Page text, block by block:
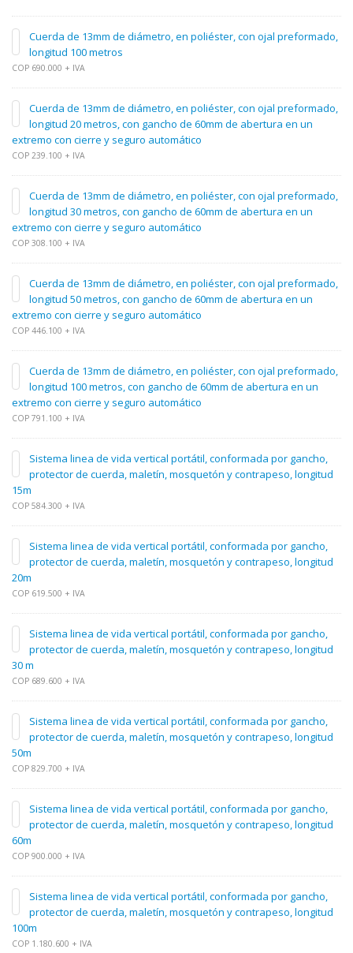
Cuerda de 13mm de diámetro, en poliéster, con ojal preformado,
longitud 100 metros
COP 690.000 + IVA
Cuerda de 13mm de diámetro, en poliéster, con ojal preformado,
longitud 20 metros, con gancho de 60mm de abertura en un
extremo con cierre y seguro automático
COP 239.100 + IVA
Cuerda de 13mm de diámetro, en poliéster, con ojal preformado,
longitud 30 metros, con gancho de 60mm de abertura en un
extremo con cierre y seguro automático
COP 308.100 + IVA
Cuerda de 13mm de diámetro, en poliéster, con ojal preformado,
longitud 50 metros, con gancho de 60mm de abertura en un
extremo con cierre y seguro automático
COP 446.100 + IVA
Cuerda de 13mm de diámetro, en poliéster, con ojal preformado,
longitud 100 metros, con gancho de 60mm de abertura en un
extremo con cierre y seguro automático
COP 791.100 + IVA
Sistema linea de vida vertical portátil, conformada por gancho,
protector de cuerda, maletín, mosquetón y contrapeso, longitud
15m
COP 584.300 + IVA
Sistema linea de vida vertical portátil, conformada por gancho,
protector de cuerda, maletín, mosquetón y contrapeso, longitud
20m
COP 619.500 + IVA
Sistema linea de vida vertical portátil, conformada por gancho,
protector de cuerda, maletín, mosquetón y contrapeso, longitud
30 m
COP 689.600 + IVA
Sistema linea de vida vertical portátil, conformada por gancho,
protector de cuerda, maletín, mosquetón y contrapeso, longitud
50m
COP 829.700 + IVA
Sistema linea de vida vertical portátil, conformada por gancho,
protector de cuerda, maletín, mosquetón y contrapeso, longitud
60m
COP 900.000 + IVA
Sistema linea de vida vertical portátil, conformada por gancho,
protector de cuerda, maletín, mosquetón y contrapeso, longitud
100m
COP 1.180.600 + IVA